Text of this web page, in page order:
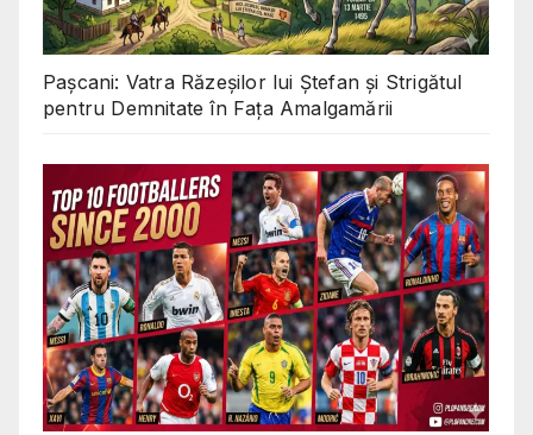
Pașcani: Vatra Răzeșilor lui Ștefan și Strigătul
pentru Demnitate în Fața Amalgamării